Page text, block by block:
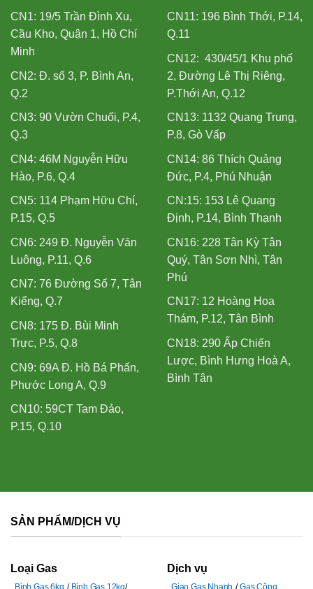
CN1: 19/5 Trần Đình Xu,
Cầu Kho, Quận 1, Hồ Chí
Minh
CN2: Đ. số 3, P. Bình An,
Q.2
CN3: 90 Vườn Chuối, P.4,
Q.3
CN4: 46M Nguyễn Hữu
Hào, P.6, Q.4
CN5: 114 Phạm Hữu Chí,
P.15, Q.5
CN6: 249 Đ. Nguyễn Văn
Luông, P.11, Q.6
CN7: 76 Đường Số 7, Tân
Kiểng, Q.7
CN8: 175 Đ. Bùi Minh
Trực, P.5, Q.8
CN9: 69A Đ. Hồ Bá Phấn,
Phước Long A, Q.9
CN10: 59CT Tam Đảo,
P.15, Q.10
CN11: 196 Bình Thới, P.14,
Q.11
CN12: 430/45/1 Khu phố
2, Đường Lê Thị Riêng,
P.Thới An, Q.12
CN13: 1132 Quang Trung,
P.8, Gò Vấp
CN14: 86 Thích Quảng
Đức, P.4, Phú Nhuận
CN:15: 153 Lê Quang
Định, P.14, Bình Thạnh
CN16: 228 Tân Kỳ Tân
Quý, Tân Sơn Nhì, Tân
Phú
CN17: 12 Hoàng Hoa
Thám, P.12, Tân Bình
CN18: 290 Ấp Chiến
Lược, Bình Hưng Hoà A,
Bình Tân
SẢN PHẨM/DỊCH VỤ
Loại Gas
Bình Gas 6kg
Bình Gas 12kg
Dịch vụ
Giao Gas Nhanh
Gas Công